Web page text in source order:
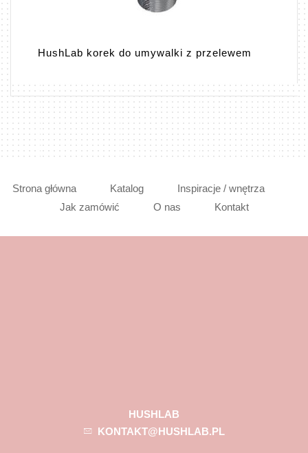
HushLab korek do umywalki z przelewem
Strona główna Katalog
Inspiracje / wnętrza
Jak zamówić
O nas Kontakt
HUSHLAB
KONTAKT@HUSHLAB.PL